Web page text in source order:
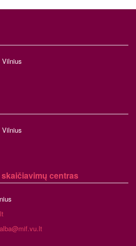
Vilnius
Vilnius
centras